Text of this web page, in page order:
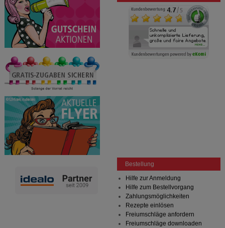
Bestellung
Hilfe zur Anmeldung
Hilfe zum Bestellvorgang
Zahlungsmöglichkeiten
Rezepte einlösen
Freiumschläge anfordern
Freiumschläge downloaden